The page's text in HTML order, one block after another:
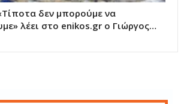
δεν μπορούμε να
λέει στο enikos.gr o Γιώργος…